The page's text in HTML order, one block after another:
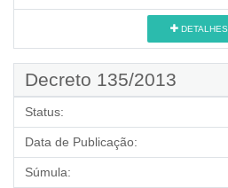
DETALHES
Decreto 135/2013
Status:
Data de Publicação:
Súmula: